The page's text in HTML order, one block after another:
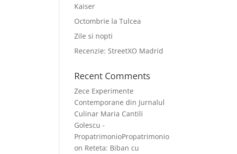
Kaiser
Octombrie la Tulcea
Zile si nopti
Recenzie: StreetXO Madrid
Recent Comments
Zece Experimente
Contemporane din Jurnalul
Culinar Maria Cantili
Golescu -
PropatrimonioPropatrimonio
on Reteta: Biban cu